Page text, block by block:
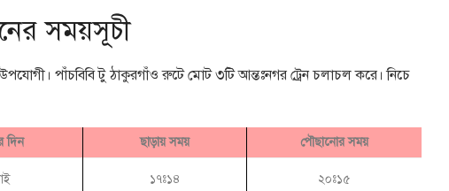
সময়সূচী
উপযোগী। পাঁচবিবি টু ঠাকুরগাঁও রুটে মোট ৩টি আন্তঃনগর ট্রেন চলাচল করে। নিচে
দিন ছাড়ায় সময় পৌছানোর সময়
১৭ঃ১৪ ২০ঃ১৫